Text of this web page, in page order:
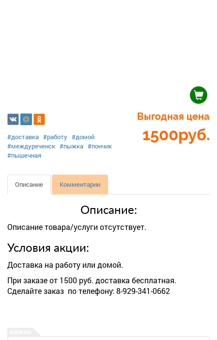
Выгодная цена
1500руб.
#доставка #работу #домой
#междуреченск #пыжка #пончик
#пышечная
Описание Комментарии
Описание:
Описание товара/услуги отсутствует.
Условия акции:
Доставка на работу или домой.
При заказе от 1500 руб. доставка бесплатная.
Сделайте заказ по телефону: 8-929-341-0662